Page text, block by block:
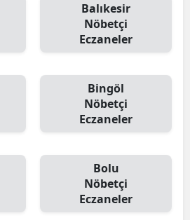
Balıkesir
Nöbetçi
Eczaneler
Bingöl
Nöbetçi
Eczaneler
Bolu
Nöbetçi
Eczaneler